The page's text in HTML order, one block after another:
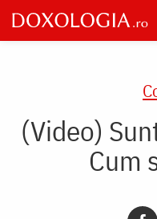
Skip
to
main
(Video)
Cum